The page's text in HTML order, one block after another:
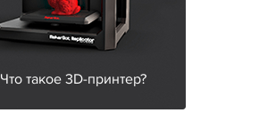
Что такое 3D-принтер?